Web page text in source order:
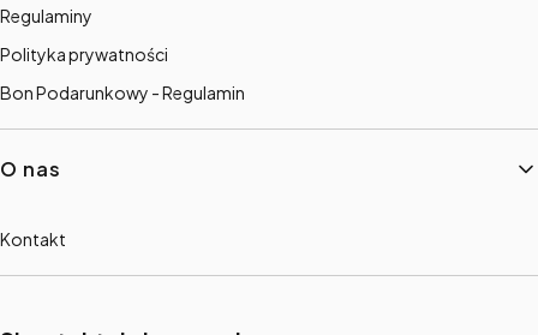
Regulaminy
Polityka prywatności
Bon Podarunkowy - Regulamin
O nas
Kontakt